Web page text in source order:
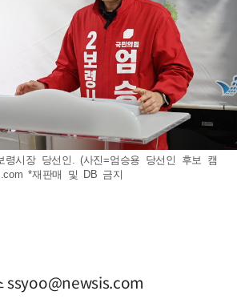
령시장 당선인. (사진=엄승용 당선인 후보 캠
*재판매 및 DB 금지
ssyoo@newsis.com